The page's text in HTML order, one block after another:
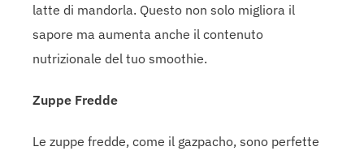
latte di mandorla. Questo non solo migliora il
sapore ma aumenta anche il contenuto
nutrizionale del tuo smoothie.
Zuppe Fredde
Le zuppe fredde, come il gazpacho, sono perfette